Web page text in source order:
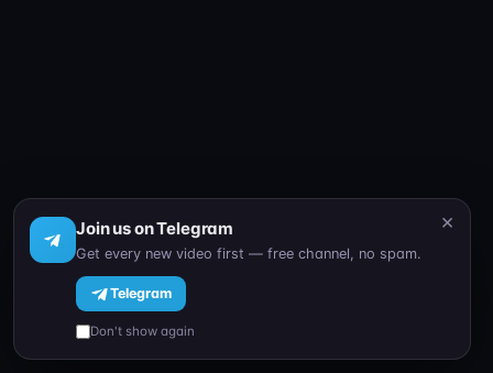
×
Join us on Telegram
Get every new video first — free channel, no spam.
Telegram
Don't show again